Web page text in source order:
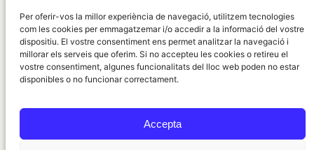
Per oferir-vos la millor experiència de navegació, utilitzem tecnologies
com les cookies per emmagatzemar i/o accedir a la informació del vostre
dispositiu. El vostre consentiment ens permet analitzar la navegació i
millorar els serveis que oferim. Si no accepteu les cookies o retireu el
vostre consentiment, algunes funcionalitats del lloc web poden no estar
disponibles o no funcionar correctament.
Accepta
Política
Societat
Tendències
elRidaura.com